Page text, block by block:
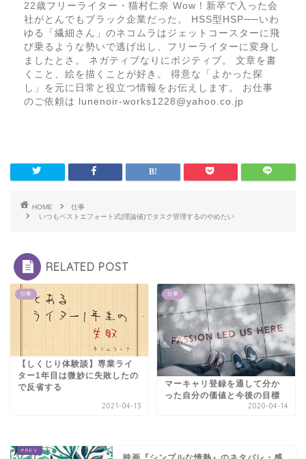
22歳フリーライター・猫村仁奈 Wow！新卒で入った会
社がとんでもブラック企業だった。 HSS型HSP──いわ
ゆる「繊細さん」のネコムラはジェットコースターに飛
び乗るような勢いで逃げ出し、フリーライターに変身し
ましたとさ。 ネガティブなりにポジティブ。 文章を書
くこと、絵を描くことが好き。 得意な「よかった探
し」を元に日常と役立つ情報をお伝えします。 お仕事
のご依頼は lunenoir-works1228@yahoo.co.jp
HOME
仕事
いつもベストエフォート式(理論値)でタスク管理するのやめたい
RELATED POST
仕事
【しくじり体験談】専業ライ
ター1年目は微妙に失敗したの
で反省する
2021-04-13
仕事
マーキャリ登録を通して分か
った自分の価値と今後の目標
2020-04-14